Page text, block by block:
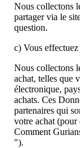
Nous collectons
partager via le
question.
c) Vous
Nous collectons
achat, telles que
électronique,
achats. Ces
partenaires qui
votre achat (pour
Comment
").